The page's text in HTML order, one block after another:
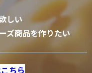
しい
ズ商品を作りたい
ちら